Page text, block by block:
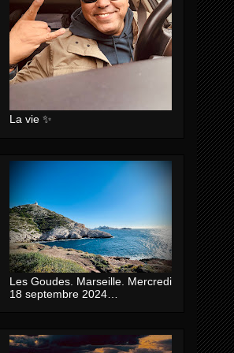
La vie ✨
Les Goudes. Marseille. Mercredi
18 septembre 2024…